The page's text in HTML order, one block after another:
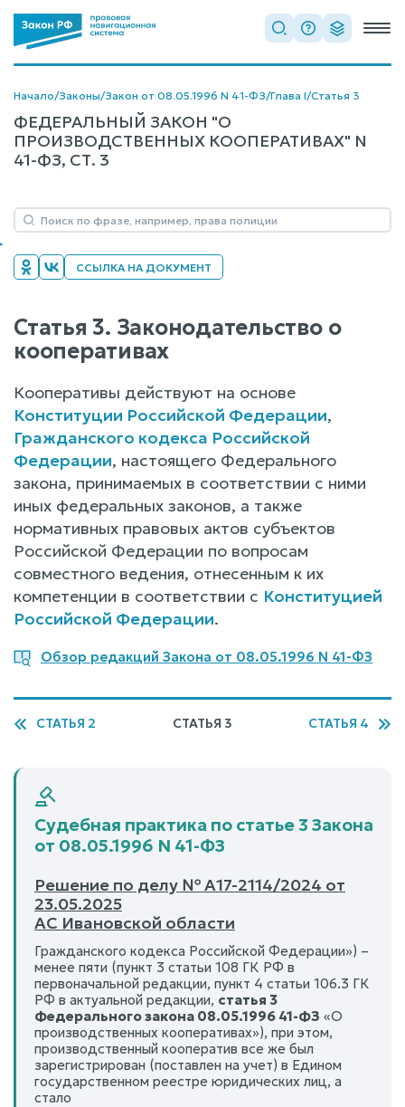
Начало/Законы/Закон от 08.05.1996 N 41-ФЗ/Глава I/Статья 3
ФЕДЕРАЛЬНЫЙ ЗАКОН "О
ПРОИЗВОДСТВЕННЫХ КООПЕРАТИВАХ" N
41-ФЗ, СТ. 3
ССЫЛКА НА ДОКУМЕНТ
Статья 3. Законодательство о
кооперативах
Кооперативы действуют на основе
Конституции Российской Федерации,
Гражданского кодекса Российской
Федерации, настоящего Федерального
закона, принимаемых в соответствии с ними
иных федеральных законов, а также
нормативных правовых актов субъектов
Российской Федерации по вопросам
совместного ведения, отнесенным к их
компетенции в соответствии с Конституцией
Российской Федерации.
Обзор редакций Закона от 08.05.1996 N 41-ФЗ
СТАТЬЯ 2 СТАТЬЯ 3 СТАТЬЯ 4
Судебная практика по статье 3 Закона
от 08.05.1996 N 41-ФЗ
Решение по делу № А17-2114/2024 от
23.05.2025
АС Ивановской области
Гражданского кодекса Российской Федерации») –
менее пяти (пункт 3 статьи 108 ГК РФ в
первоначальной редакции, пункт 4 статьи 106.3 ГК
РФ в актуальной редакции, статья 3
Федерального закона 08.05.1996 41-ФЗ «О
производственных кооперативах»), при этом,
производственный кооператив все же был
зарегистрирован (поставлен на учет) в Едином
государственном реестре юридических лиц, а
стало